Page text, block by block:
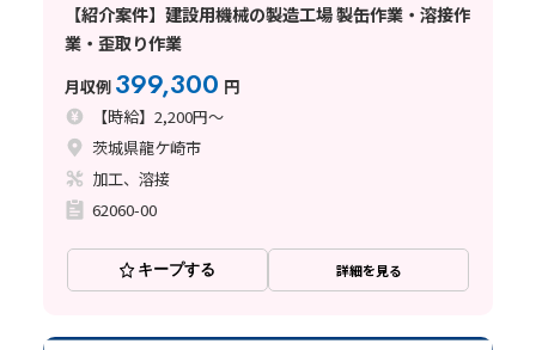
【紹介案件】建設用機械の製造工場 製缶作業・溶接作
業・歪取り作業
月収例 399,300 円
【時給】2,200円～
茨城県龍ケ崎市
加工、溶接
62060-00
キープする 詳細を見る